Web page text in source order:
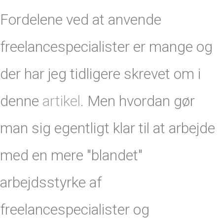
Fordelene ved at anvende
freelancespecialister er mange og
der har jeg tidligere skrevet om i
denne artikel. Men hvordan gør
man sig egentligt klar til at arbejde
med en mere "blandet"
arbejdsstyrke af
freelancespecialister og